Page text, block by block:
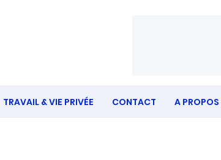
TRAVAIL & VIE PRIVÉE CONTACT A PROPOS